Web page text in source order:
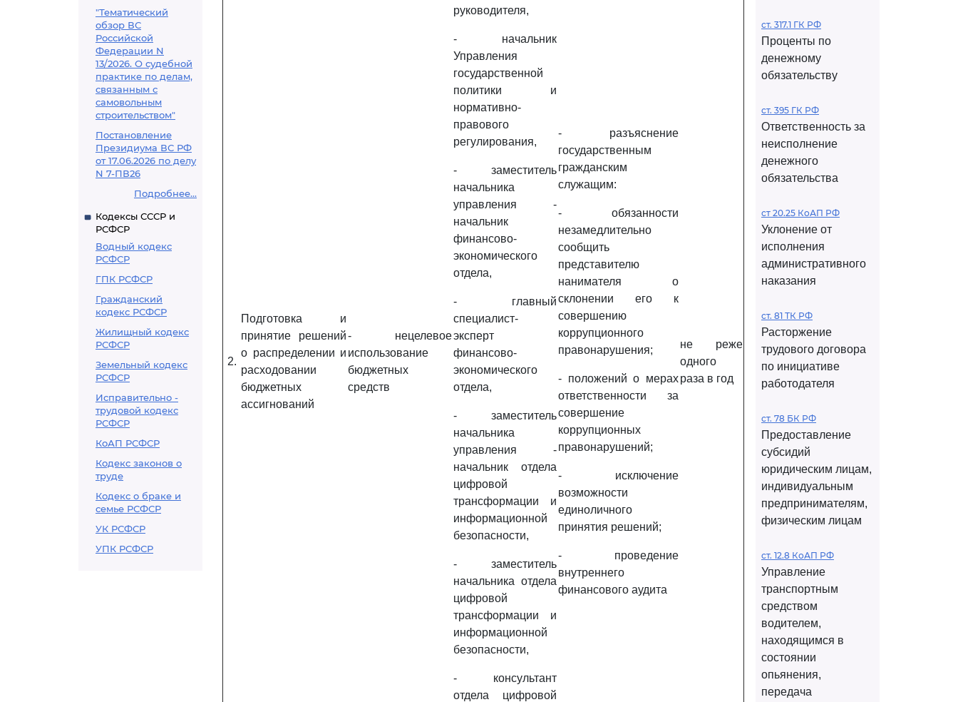
"Тематический
обзор ВС
Российской
Федерации N
13/2026. О судебной
практике по делам,
связанным с
самовольным
строительством"
Постановление
Президиума ВС РФ
от 17.06.2026 по делу
N 7-ПВ26
Подробнее...
Кодексы СССР и
РСФСР
Водный кодекс
РСФСР
ГПК РСФСР
Гражданский
кодекс РСФСР
Жилищный кодекс
РСФСР
Земельный кодекс
РСФСР
Исправительно -
трудовой кодекс
РСФСР
КоАП РСФСР
Кодекс законов о
труде
Кодекс о браке и
семье РСФСР
УК РСФСР
УПК РСФСР
2.
Подготовка и
принятие решений
о распределении и
расходовании
бюджетных
ассигнований
- нецелевое
использование
бюджетных
средств
руководителя,
- начальник
Управления
государственной
политики и
нормативно-
правового
регулирования,
- заместитель
начальника
управления -
начальник
финансово-
экономического
отдела,
- главный
специалист-
эксперт
финансово-
экономического
отдела,
- заместитель
начальника
управления -
начальник отдела
цифровой
трансформации и
информационной
безопасности,
- заместитель
начальника отдела
цифровой
трансформации и
информационной
безопасности,
- консультант
отдела цифровой
- разъяснение
государственным
гражданским
служащим:
- обязанности
незамедлительно
сообщить
представителю
нанимателя о
склонении его к
совершению
коррупционного
правонарушения;
- положений о мерах
ответственности за
совершение
коррупционных
правонарушений;
- исключение
возможности
единоличного
принятия решений;
- проведение
внутреннего
финансового аудита
не реже
одного
раза в год
ст. 317.1 ГК РФ
Проценты по
денежному
обязательству
ст. 395 ГК РФ
Ответственность за
неисполнение
денежного
обязательства
ст 20.25 КоАП РФ
Уклонение от
исполнения
административного
наказания
ст. 81 ТК РФ
Расторжение
трудового договора
по инициативе
работодателя
ст. 78 БК РФ
Предоставление
субсидий
юридическим лицам,
индивидуальным
предпринимателям,
физическим лицам
ст. 12.8 КоАП РФ
Управление
транспортным
средством
водителем,
находящимся в
состоянии
опьянения,
передача